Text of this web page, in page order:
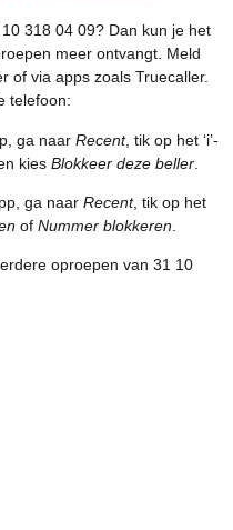
318 04 09? Dan kun je het
meer ontvangt. Meld
of via apps zoals Truecaller.
telefoon:
ga naar Recent, tik op het ‘i’-
kies Blokkeer deze beller
ga naar Recent, tik op het
of Nummer blokkeren
oproepen van 31 10